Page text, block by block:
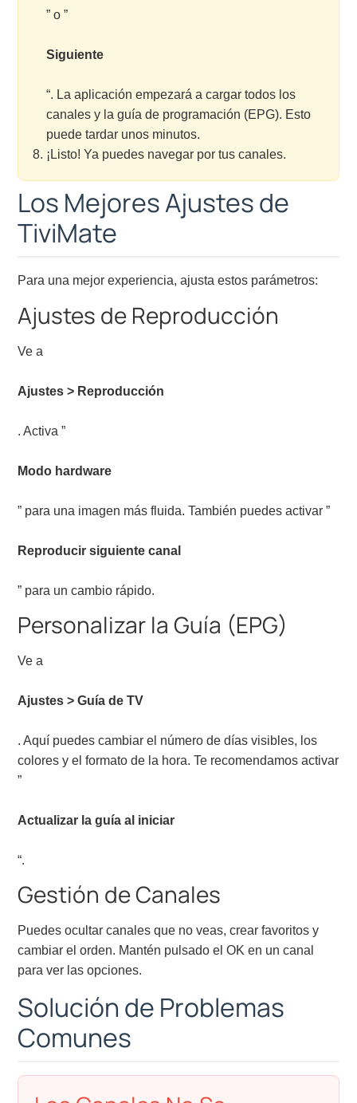
” o ”
Siguiente
“. La aplicación empezará a cargar todos los
canales y la guía de programación (EPG). Esto
puede tardar unos minutos.
¡Listo! Ya puedes navegar por tus canales.
Los Mejores Ajustes de
TiviMate
Para una mejor experiencia, ajusta estos parámetros:
Ajustes de Reproducción
Ve a
Ajustes > Reproducción
. Activa ”
Modo hardware
” para una imagen más fluida. También puedes activar ”
Reproducir siguiente canal
” para un cambio rápido.
Personalizar la Guía (EPG)
Ve a
Ajustes > Guía de TV
. Aquí puedes cambiar el número de días visibles, los
colores y el formato de la hora. Te recomendamos activar
”
Actualizar la guía al iniciar
“.
Gestión de Canales
Puedes ocultar canales que no veas, crear favoritos y
cambiar el orden. Mantén pulsado el OK en un canal
para ver las opciones.
Solución de Problemas
Comunes